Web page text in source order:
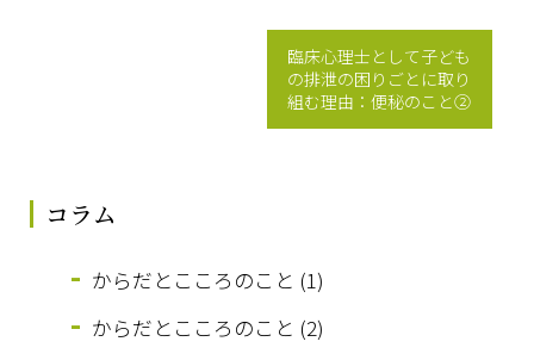
臨床心理士として子ども
の排泄の困りごとに取り
組む理由：便秘のこと②
コラム
からだとこころのこと (1)
からだとこころのこと (2)